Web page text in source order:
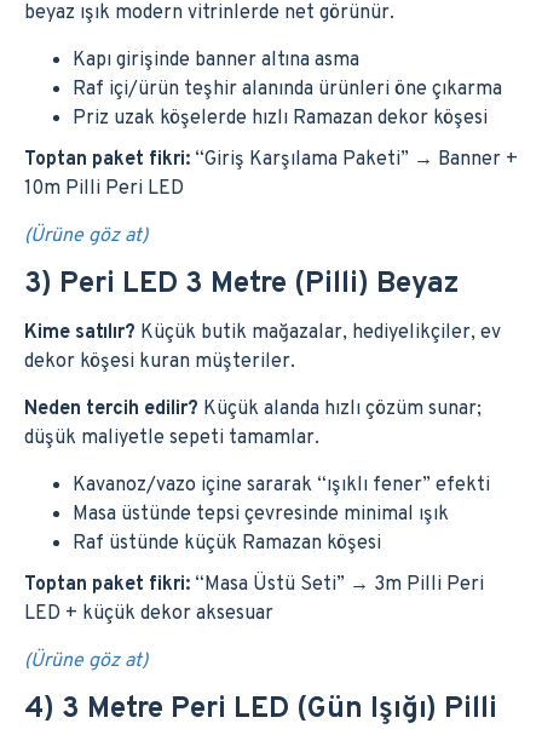
beyaz ışık modern vitrinlerde net görünür.
Kapı girişinde banner altına asma
Raf içi/ürün teşhir alanında ürünleri öne çıkarma
Priz uzak köşelerde hızlı Ramazan dekor köşesi
Toptan paket fikri: “Giriş Karşılama Paketi” → Banner +
10m Pilli Peri LED
(Ürüne göz at)
3) Peri LED 3 Metre (Pilli) Beyaz
Kime satılır? Küçük butik mağazalar, hediyelikçiler, ev
dekor köşesi kuran müşteriler.
Neden tercih edilir? Küçük alanda hızlı çözüm sunar;
düşük maliyetle sepeti tamamlar.
Kavanoz/vazo içine sararak “ışıklı fener” efekti
Masa üstünde tepsi çevresinde minimal ışık
Raf üstünde küçük Ramazan köşesi
Toptan paket fikri: “Masa Üstü Seti” → 3m Pilli Peri
LED + küçük dekor aksesuar
(Ürüne göz at)
4) 3 Metre Peri LED (Gün Işığı) Pilli